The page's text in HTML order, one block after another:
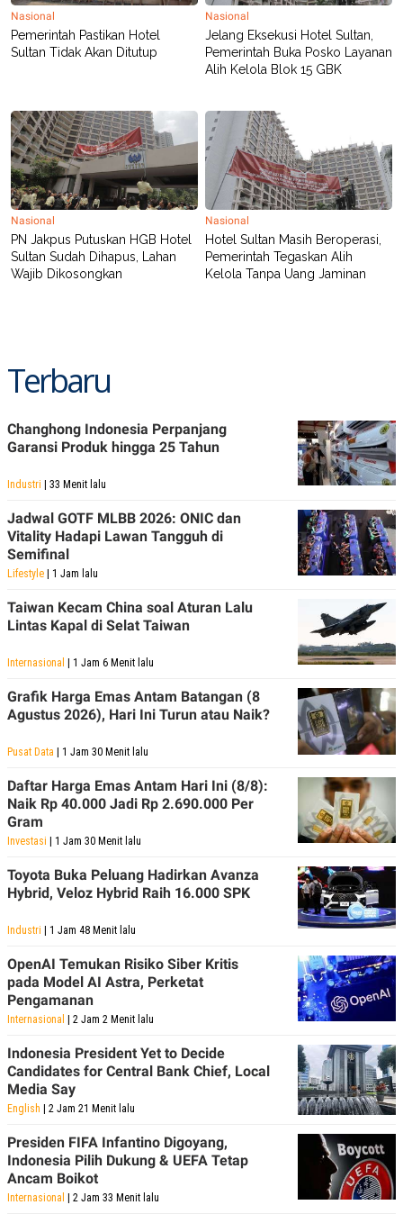
Nasional
Pemerintah Pastikan Hotel
Sultan Tidak Akan Ditutup
Nasional
Jelang Eksekusi Hotel Sultan,
Pemerintah Buka Posko Layanan
Alih Kelola Blok 15 GBK
Nasional
PN Jakpus Putuskan HGB Hotel
Sultan Sudah Dihapus, Lahan
Wajib Dikosongkan
Nasional
Hotel Sultan Masih Beroperasi,
Pemerintah Tegaskan Alih
Kelola Tanpa Uang Jaminan
Terbaru
Changhong Indonesia Perpanjang
Garansi Produk hingga 25 Tahun
Industri | 33 Menit lalu
Jadwal GOTF MLBB 2026: ONIC dan
Vitality Hadapi Lawan Tangguh di
Semifinal
Lifestyle | 1 Jam lalu
Taiwan Kecam China soal Aturan Lalu
Lintas Kapal di Selat Taiwan
Internasional | 1 Jam 6 Menit lalu
Grafik Harga Emas Antam Batangan (8
Agustus 2026), Hari Ini Turun atau Naik?
Pusat Data | 1 Jam 30 Menit lalu
Daftar Harga Emas Antam Hari Ini (8/8):
Naik Rp 40.000 Jadi Rp 2.690.000 Per
Gram
Investasi | 1 Jam 30 Menit lalu
Toyota Buka Peluang Hadirkan Avanza
Hybrid, Veloz Hybrid Raih 16.000 SPK
Industri | 1 Jam 48 Menit lalu
OpenAI Temukan Risiko Siber Kritis
pada Model AI Astra, Perketat
Pengamanan
Internasional | 2 Jam 2 Menit lalu
Indonesia President Yet to Decide
Candidates for Central Bank Chief, Local
Media Say
English | 2 Jam 21 Menit lalu
Presiden FIFA Infantino Digoyang,
Indonesia Pilih Dukung & UEFA Tetap
Ancam Boikot
Internasional | 2 Jam 33 Menit lalu